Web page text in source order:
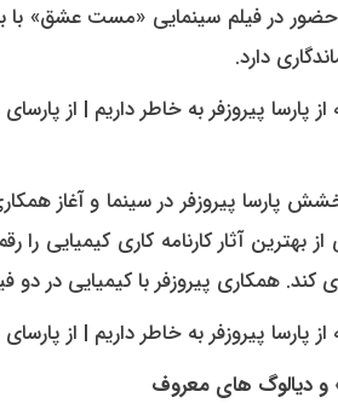
حضور در فیلم سینمایی «مست عشق» با
دارد.
پارسا پیروزفر در سینما و آغاز
بهترین آثار کارنامه کاری
کند. همکاری پیروزفر با کیمیایی در
دیالوگ های معروف